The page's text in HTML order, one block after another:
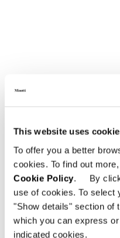
This website uses
To offer you a better
cookies. To find out
Cookie Policy. By
use of cookies. To
"Show details" section of
which you can express
indicated cookies.